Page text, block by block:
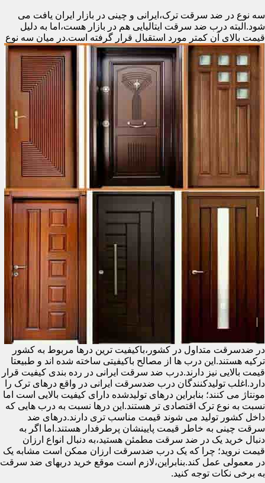
سه نوع در ضد سرقت ترک،ایرانی و چینی در بازار ایران یافت می
شود.البته درب ضد سرقت ایتالیایی هم در بازار هست،اما به دلیل
قیمت بالای آن کمتر مورد استقبال قرار گرفته است.در میان سه نوع
در ضدسرقت متداول در کشور،باکیفیت ترین درها مربوط به کشور
ترکیه هستند.این درب ها از مصالح باکیفیتی ساخته شده اند و طبیعتا
قیمت بالایی نیز دارند.درب ضد سرقت ایرانی در رده بندی کیفیت قرار
دارد.اغلب تولیدکنندگان درب ضدسرقت ایرانی در واقع درهای ترک را
مونتاژ می کنند؛ بنابراین درهای تولیدشده دارای کیفیت بالایی است اما
نسبت به نوع ترک اقتصادی تر هستند.این درها نسبت به درب هایی که
داخل کشور تولید می شوند قیمت مناسب تری دارند.درهای ضد
سرقت چینی به خاطر قیمت پایینشان پرطرفدار هستند.اما اگر به
دنبال خرید یک در ضد سرقت مطمئن هستید،به دنبال انواع ارزان
قیمت نروید؛ چرا که یک درب ضدسرقت ارزان ممکن است مشابه یک
در معمولی عمل کند.بنابراین،لازم است موقع خرید دربهای ضد سرقت
به برخی نکات توجه کنید.